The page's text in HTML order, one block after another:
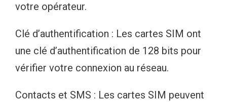
votre opérateur.
Clé d’authentification : Les cartes SIM ont
une clé d’authentification de 128 bits pour
vérifier votre connexion au réseau.
Contacts et SMS : Les cartes SIM peuvent